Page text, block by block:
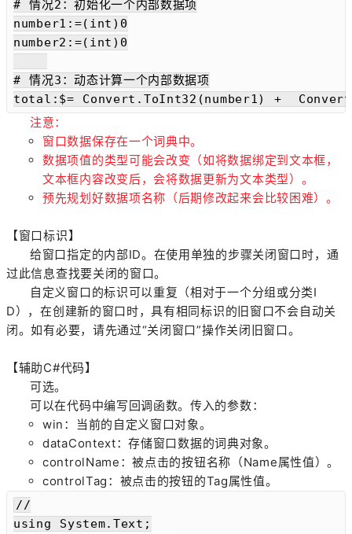
# 情况2：初始化一个内部数据项
number1:=(int)0
number2:=(int)0
# 情况3：动态计算一个内部数据项
total:$= Convert.ToInt32(number1) +
注意：
窗口数据保存在一个词典中。
数据项值的类型可能会改变（如将数据绑定到文本框，
文本框内容改变后，会将数据更新为文本类型）。
预先规划好数据项名称（后期修改起来会比较困难）。
【窗口标识】
给窗口指定的内部ID。在使用单独的步骤关闭窗口时，通
过此信息查找要关闭的窗口。
自定义窗口的标识可以重复（相对于一个分组或分类I
D），在创建新的窗口时，具有相同标识的旧窗口不会自动关
闭。如有必要，请先通过“关闭窗口”操作关闭旧窗口。
【辅助C#代码】
可选。
可以在代码中编写回调函数。传入的参数：
win：当前的自定义窗口对象。
dataContext：存储窗口数据的词典对象。
controlName：被点击的按钮名称（Name属性值）。
controlTag：被点击的按钮的Tag属性值。
//
using System.Text;